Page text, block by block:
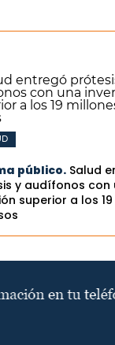
público. Salud
y audífonos con
superior a los